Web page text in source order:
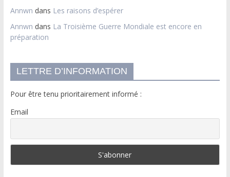
Annwn dans Les raisons d’espérer
Annwn dans La Troisième Guerre Mondiale est encore en
préparation
LETTRE D’INFORMATION
Pour être tenu prioritairement informé :
Email